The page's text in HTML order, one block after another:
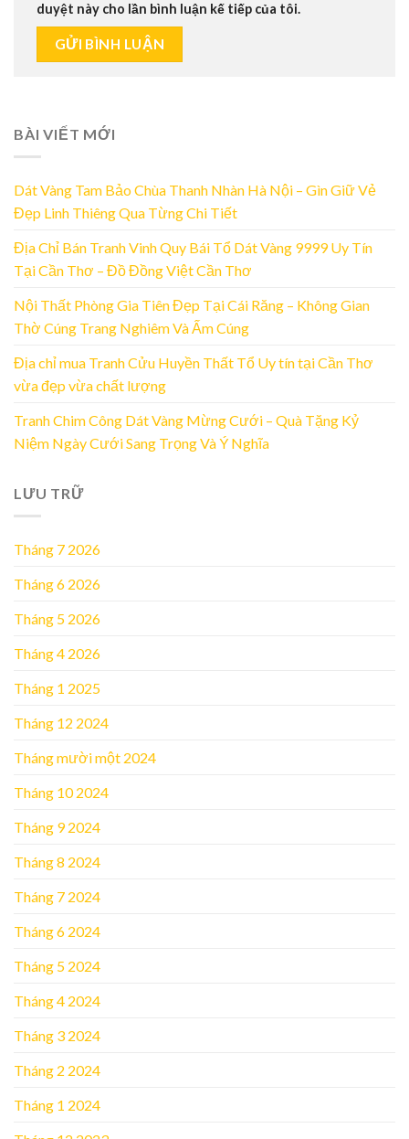
duyệt này cho lần bình luận kế tiếp của tôi.
BÀI VIẾT MỚI
Dát Vàng Tam Bảo Chùa Thanh Nhàn Hà Nội – Gìn Giữ Vẻ
Đẹp Linh Thiêng Qua Từng Chi Tiết
Địa Chỉ Bán Tranh Vinh Quy Bái Tổ Dát Vàng 9999 Uy Tín
Tại Cần Thơ – Đồ Đồng Việt Cần Thơ
Nội Thất Phòng Gia Tiên Đẹp Tại Cái Răng – Không Gian
Thờ Cúng Trang Nghiêm Và Ấm Cúng
Địa chỉ mua Tranh Cửu Huyền Thất Tổ Uy tín tại Cần Thơ
vừa đẹp vừa chất lượng
Tranh Chim Công Dát Vàng Mừng Cưới – Quà Tặng Kỷ
Niệm Ngày Cưới Sang Trọng Và Ý Nghĩa
LƯU TRỮ
Tháng 7 2026
Tháng 6 2026
Tháng 5 2026
Tháng 4 2026
Tháng 1 2025
Tháng 12 2024
Tháng mười một 2024
Tháng 10 2024
Tháng 9 2024
Tháng 8 2024
Tháng 7 2024
Tháng 6 2024
Tháng 5 2024
Tháng 4 2024
Tháng 3 2024
Tháng 2 2024
Tháng 1 2024